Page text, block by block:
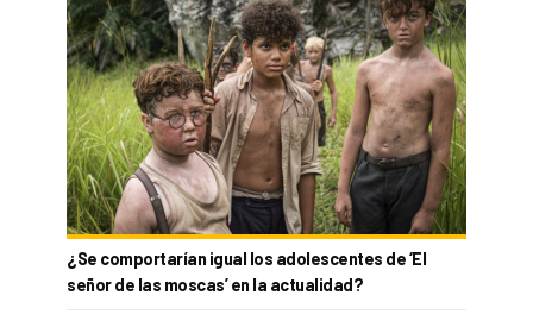
¿Se comportarían igual los adolescentes de ‘El
señor de las moscas’ en la actualidad?